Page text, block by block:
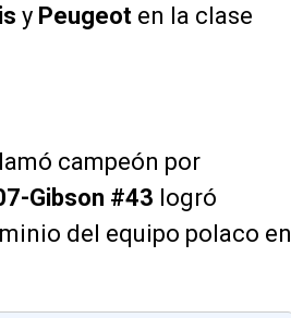
y Peugeot en la clase
campeón por
Gibson #43 logró
del equipo polaco en